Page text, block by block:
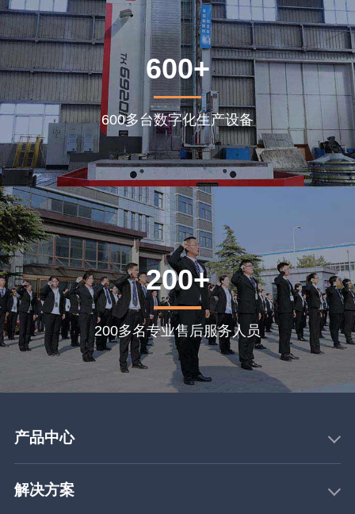
600+
600多台数字化生产设备
200+
200多名专业售后服务人员
产品中心
解决方案